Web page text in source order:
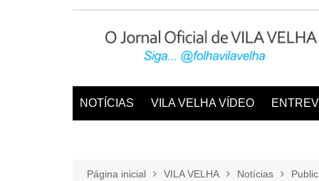
NOTÍCIAS VILA VELHA VÍDEO
Página inicial VILA VELHA Notícias